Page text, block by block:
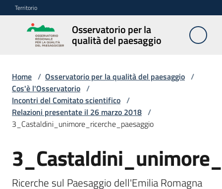
Vai al contenuto
Vai alla navigazione
Vai al footer
Territorio
Osservatorio per la
qualità del paesaggio
Osservatorio
per la
paesaggio
Cos'è
l'Osservatorio
Obiettivi
Home / Osservatorio per la qualità del paesaggio /
Cos'è l'Osservatorio /
Incontri del Comitato scientifico /
Relazioni presentate il 26 marzo 2018 /
3_Castaldini_unimore_ricerche_paesaggio
Ricerche sul Paesaggio dell'Emilia Romagna